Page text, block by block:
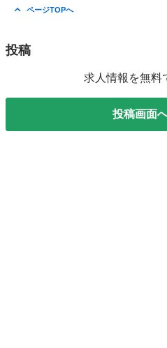
ページTOPへ
投稿
求人情報を無料
投稿画面